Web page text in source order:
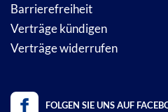
Barrierefreiheit
Verträge kündigen
Verträge widerrufen
FOLGEN SIE UNS AUF